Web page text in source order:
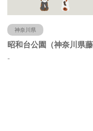
神奈川県
-